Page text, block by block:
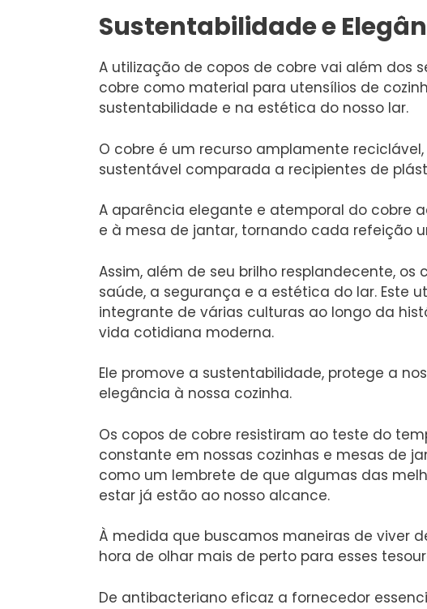
Sustentabilidade e
A utilização de copos de cobre vai além dos
cobre como material para utensílios de
sustentabilidade e na estética do nosso lar.
O cobre é um recurso amplamente
sustentável comparada a recipientes de
A aparência elegante e atemporal do cobre
e à mesa de jantar, tornando cada refeição
Assim, além de seu brilho resplandecente,
saúde, a segurança e a estética do lar. Este
integrante de várias culturas ao longo da
vida cotidiana moderna.
Ele promove a sustentabilidade, protege a
elegância à nossa cozinha.
Os copos de cobre resistiram ao teste do
constante em nossas cozinhas e mesas de
como um lembrete de que algumas das
estar já estão ao nosso alcance.
À medida que buscamos maneiras de viver
hora de olhar mais de perto para esses
De antibacteriano eficaz a fornecedor